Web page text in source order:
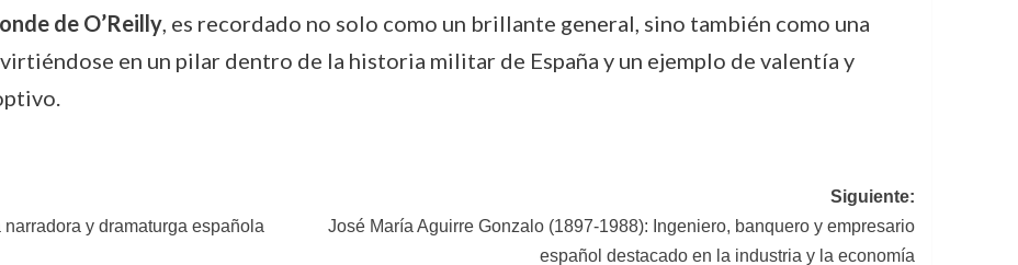
de O’Reilly, es recordado no solo como un brillante general, sino también como una
en un pilar dentro de la historia militar de España y un ejemplo de valentía y
y dramaturga española
Siguiente:
José María Aguirre Gonzalo (1897-1988): Ingeniero, banquero y empresario
español destacado en la industria y la economía